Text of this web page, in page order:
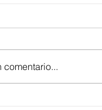
comentario...